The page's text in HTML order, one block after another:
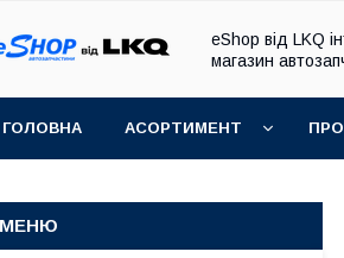
eShop від LKQ
магазин
ГОЛОВНА АСОРТИМЕНТ